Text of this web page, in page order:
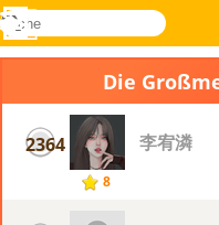
Novel
suche
Anmelden
Menü
Die
2364
8
李宥潾